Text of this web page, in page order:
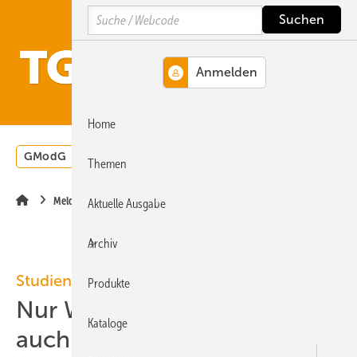
Hauptinhalt
Hauptmenü
SiteSearch
GModG Wärmepumpe
Meldungen
Studien
Nur Wärmepumpen oder
auch Wasserstoff-
Search
Home
Themen
Aktuelle Ausgabe
Archiv
Produkte
Kataloge